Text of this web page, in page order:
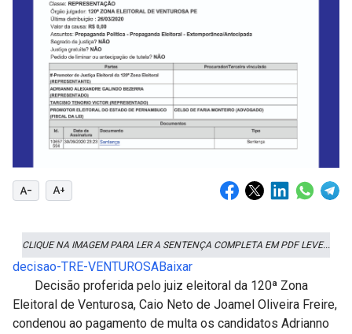
text_decrease text_increase
CLIQUE NA IMAGEM PARA LER A SENTENÇA COMPLETA EM PDF LEVE...
decisao-TRE-VENTUROSABaixar
Decisão proferida pelo juiz eleitoral da 120ª Zona
Eleitoral de Venturosa, Caio Neto de Joamel Oliveira Freire,
condenou ao pagamento de multa os candidatos Adrianno